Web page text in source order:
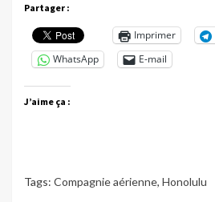
Partager :
Imprimer
WhatsApp
E-mail
J’aime ça :
Tags: Compagnie aérienne, Honolulu